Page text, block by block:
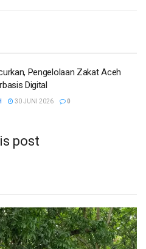
Pengelolaan Zakat Aceh
Digital
30 JUNI 2026 0
post